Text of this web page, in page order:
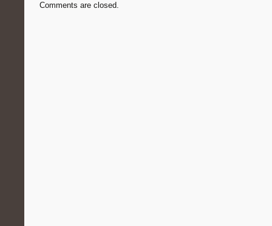
Comments are closed.